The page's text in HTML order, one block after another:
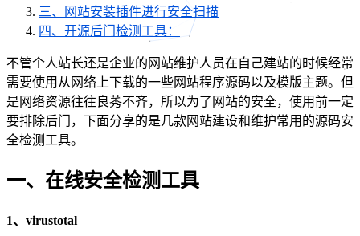
三、网站安装插件进行安全扫描
四、开源后门检测工具：
不管个人站长还是企业的网站维护人员在自己建站的时候经常
需要使用从网络上下载的一些网站程序源码以及模版主题。但
是网络资源往往良莠不齐，所以为了网站的安全，使用前一定
要排除后门，下面分享的是几款网站建设和维护常用的源码安
全检测工具。
一、在线安全检测工具
1、virustotal